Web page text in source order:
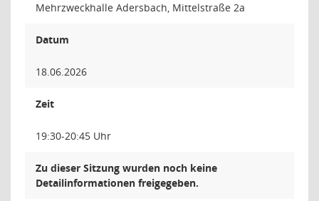
Mehrzweckhalle Adersbach, Mittelstraße 2a
Datum
18.06.2026
Zeit
19:30-20:45 Uhr
Zu dieser Sitzung wurden noch keine
Detailinformationen freigegeben.